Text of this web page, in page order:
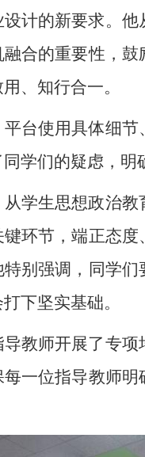
计的新要求。
合的重要性，
、知行合一。
台使用具体细
学们的疑虑，明
学生思想政治
环节，端正态
别强调，同学
下坚实基础。
教师开展了专
一位指导教师